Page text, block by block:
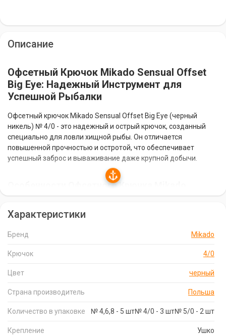
Описание
Офсетный Крючок Mikado Sensual Offset
Big Eye: Надежный Инструмент для
Успешной Рыбалки
Офсетный крючок Mikado Sensual Offset Big Eye (черный
никель) № 4/0 - это надежный и острый крючок, созданный
специально для ловли хищной рыбы. Он отличается
повышенной прочностью и остротой, что обеспечивает
успешный заброс и вываживание даже крупной добычи.
Особенности Офсетного Крючка Mikado
Sensual Offset Big Eye
Увеличенное ушко:
виде Чебурашки.
Черный никель:
Благодаря покрытию из черного никеля
гарантирует надежную подсечку и вываживание.
Прочность и острота:
Крючок Mikado Sensual Offset Big
позволяет успешно ловить даже крупную и сильную хищную
Характеристики
Бренд Mikado
Крючок 4/0
Цвет черный
Страна производитель Польша
Количество в упаковке № 4,6,8 - 5 шт№ 4/0 - 3 шт№ 5/0 - 2 шт
Крепление Ушко